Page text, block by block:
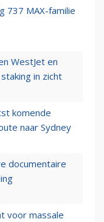
737 MAX-familie
WestJet en
in zicht
komende
naar Sydney
documentaire
voor massale